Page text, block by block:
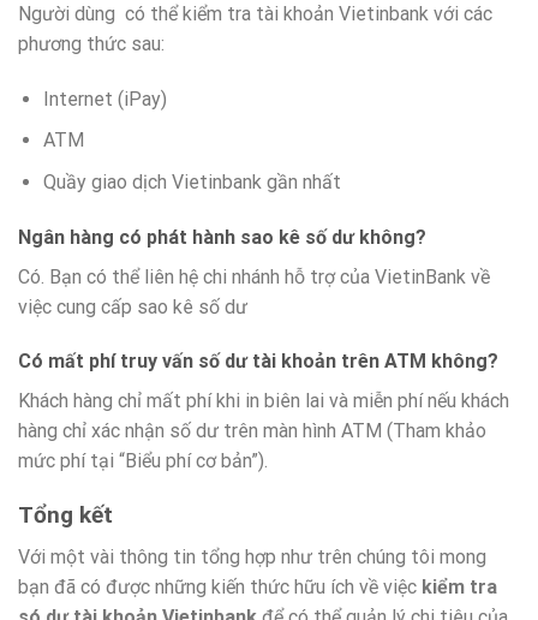
Người dùng có thể kiểm tra tài khoản Vietinbank với các
phương thức sau:
Internet (iPay)
ATM
Quầy giao dịch Vietinbank gần nhất
Ngân hàng có phát hành sao kê số dư không?
Có. Bạn có thể liên hệ chi nhánh hỗ trợ của VietinBank về
việc cung cấp sao kê số dư
Có mất phí truy vấn số dư tài khoản trên ATM không?
Khách hàng chỉ mất phí khi in biên lai và miễn phí nếu khách
hàng chỉ xác nhận số dư trên màn hình ATM (Tham khảo
mức phí tại “Biểu phí cơ bản”).
Tổng kết
Với một vài thông tin tổng hợp như trên chúng tôi mong
bạn đã có được những kiến thức hữu ích về việc kiểm tra